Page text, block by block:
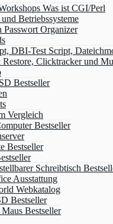
Was ist CGI/Perl
Betriebssysteme
Passwort Organizer
DBI-Test Script,
Clicktracker und
Bestseller
Vergleich
Bestseller
Bestseller
Schreibtisch
Ausstattung
Webkatalog
Bestseller
Bestseller